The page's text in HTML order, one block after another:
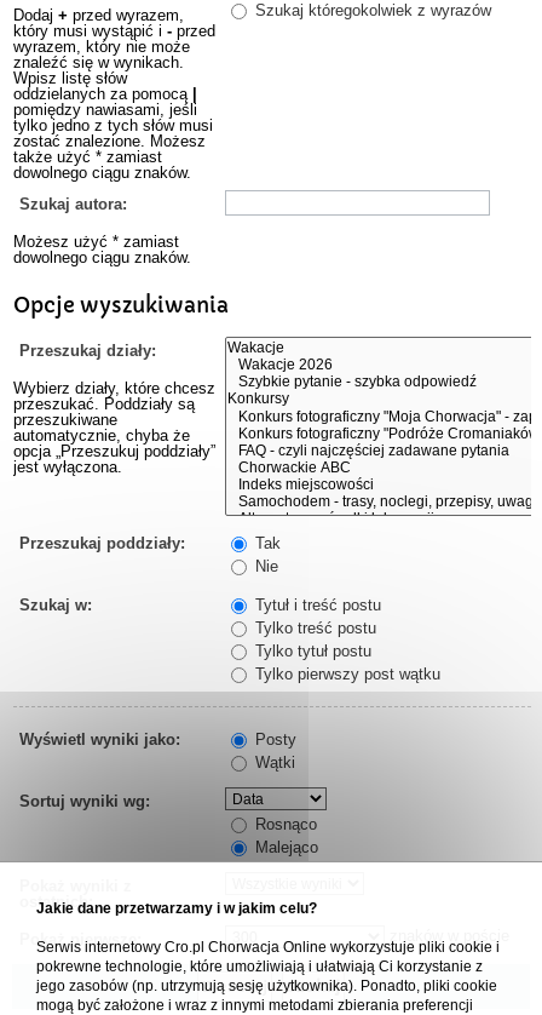
Dodaj + przed wyrazem,
który musi wystąpić i - przed
wyrazem, który nie może
znaleźć się w wynikach.
Wpisz listę słów
oddzielanych za pomocą
pomiędzy nawiasami, jeśli
tylko jedno z tych słów musi
zostać znalezione. Możesz
także użyć * zamiast
dowolnego ciągu znaków.
Szukaj któregokolwiek z wyrazów
Szukaj autora:
Możesz użyć * zamiast
dowolnego ciągu znaków.
Opcje wyszukiwania
Przeszukaj działy:
Wybierz działy, które chcesz
przeszukać. Poddziały są
przeszukiwane
automatycznie, chyba że
opcja „Przeszukuj poddziały”
jest wyłączona.
Przeszukaj poddziały:
Tak
Nie
Szukaj w:
Tytuł i treść postu
Tylko treść postu
Tylko tytuł postu
Tylko pierwszy post wątku
Wyświetl wyniki jako:
Posty
Wątki
Sortuj wyniki wg:
Rosnąco
Malejąco
ostatnich:
Pokaż pierwsze:
Jakie dane przetwarzamy i w jakim celu?
Serwis internetowy Cro.pl Chorwacja Online wykorzystuje pliki cookie i
pokrewne technologie, które umożliwiają i ułatwiają Ci korzystanie z
jego zasobów (np. utrzymują sesję użytkownika). Ponadto, pliki cookie
mogą być założone i wraz z innymi metodami zbierania preferencji